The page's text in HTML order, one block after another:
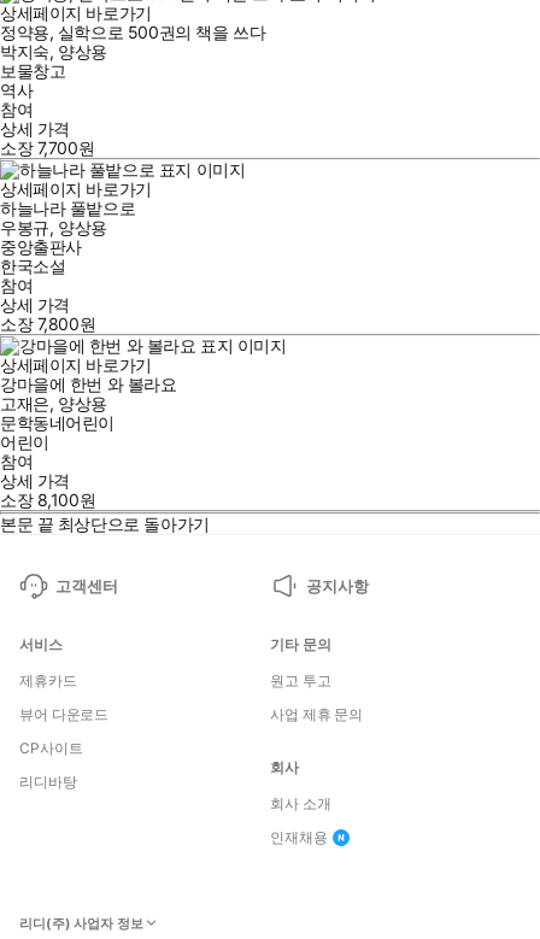
상세페이지 바로가기
정약용, 실학으로 500권의 책을 쓰다
박지숙, 양상용
보물창고
역사
참여
상세 가격
소장7,700원
상세페이지 바로가기
하늘나라 풀밭으로
우봉규, 양상용
중앙출판사
한국소설
참여
상세 가격
소장7,800원
상세페이지 바로가기
강마을에 한번 와 볼라요
고재은, 양상용
문학동네어린이
어린이
참여
상세 가격
소장 8,100원
본문 끝 최상단으로 돌아가기
고객센터 공지사항
서비스
제휴카드
뷰어 다운로드
CP사이트
리디바탕
기타 문의
원고 투고
사업 제휴 문의
회사
회사 소개
인재채용
리디(주) 사업자 정보